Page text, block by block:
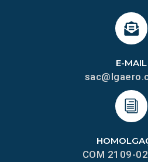
COM 2109-
E-MAIL